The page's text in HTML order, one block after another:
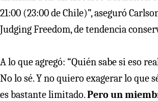
21:00 (23:00 de Chile)”, aseguró
Judging Freedom, de tendencia
A lo que agregó: “Quién sabe si eso
No lo sé. Y no quiero exagerar lo que
es bastante limitado.Pero un